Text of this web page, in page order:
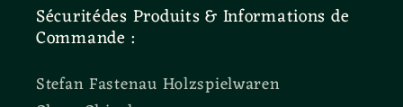
Sécuritédes Produits & Informations de
Commande :
Stefan Fastenau Holzspielwaren